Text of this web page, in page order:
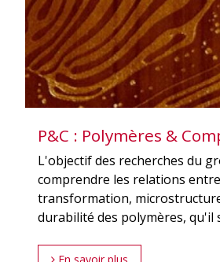
P&C : Polymères &
L'objectif des recherches du
comprendre les relations
transformation,
durabilité des polymères, qu'il